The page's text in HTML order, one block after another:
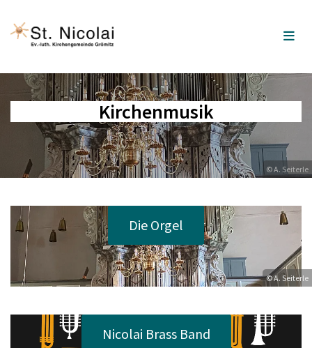
Kirchenmusik
© A. Seiterle
Die Orgel
© A. Seiterle
Nicolai Brass Band